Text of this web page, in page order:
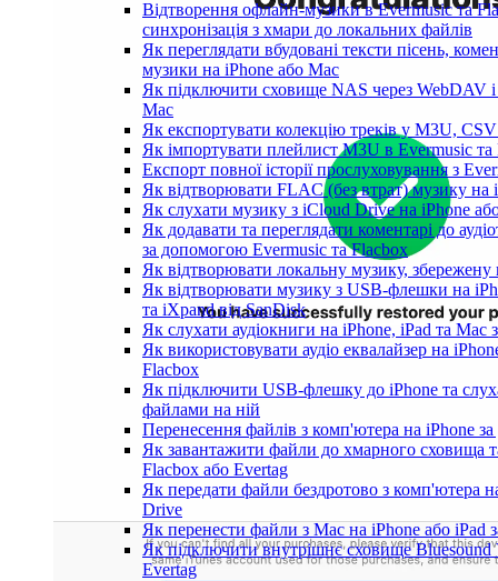
Відтворення офлайн-музики в Evermusic та
синхронізація з хмари до локальних файлів
Як переглядати вбудовані тексти пісень,
музики на iPhone або Mac
Як підключити сховище NAS через WebDAV
Mac
Як експортувати колекцію треків у M3U,
Як імпортувати плейлист M3U в Evermusic та
Експорт повної історії прослуховування з
Як відтворювати FLAC (без втрат) музику на
Як слухати музику з iCloud Drive на iPhone
Як додавати та переглядати коментарі до
за допомогою Evermusic та Flacbox
Як відтворювати локальну музику, збережену
Як відтворювати музику з USB-флешки на
та iXpand від SanDisk
Як слухати аудіокниги на iPhone, iPad та
Як використовувати аудіо еквалайзер на
Flacbox
Як підключити USB-флешку до iPhone та
файлами на ній
Перенесення файлів з комп'ютера на iPhone
Як завантажити файли до хмарного сховища
Flacbox або Evertag
Як передати файли бездротово з комп'ютера
Drive
Як перенести файли з Mac на iPhone або iPad
Як підключити внутрішнє сховище
Evertag